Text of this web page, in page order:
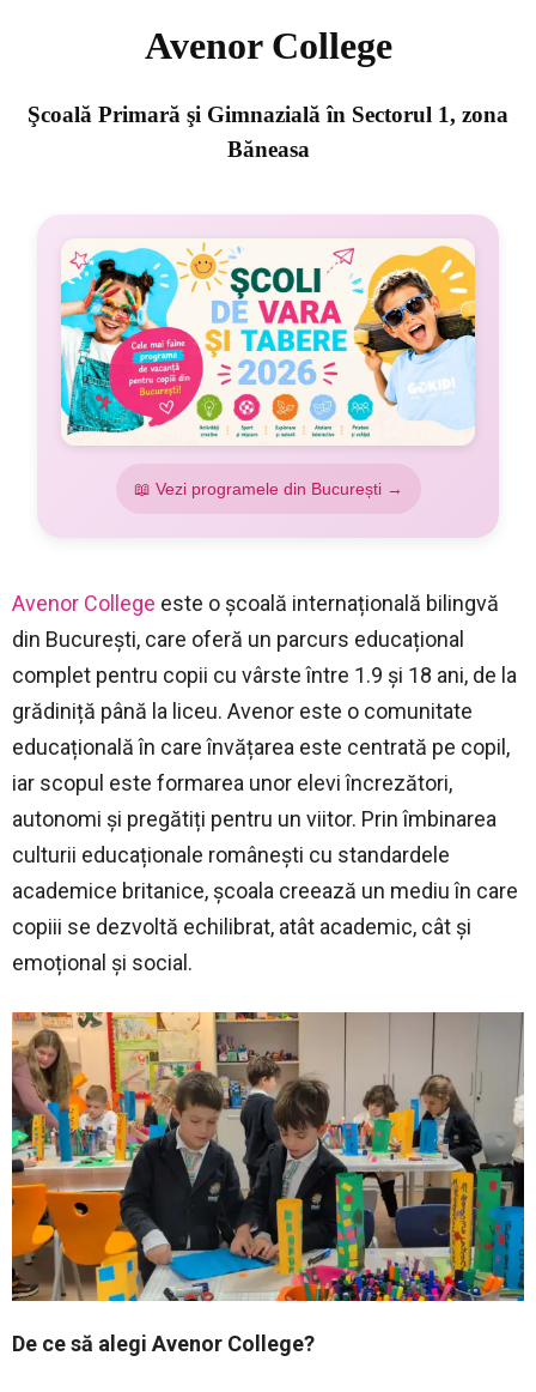
Avenor College
Şcoală Primară şi Gimnazială în Sectorul 1, zona
Băneasa
📖 Vezi programele din București →
Avenor College este o școală internațională bilingvă
din București, care oferă un parcurs educațional
complet pentru copii cu vârste între 1.9 și 18 ani, de la
grădiniță până la liceu. Avenor este o comunitate
educațională în care învățarea este centrată pe copil,
iar scopul este formarea unor elevi încrezători,
autonomi și pregătiți pentru un viitor. Prin îmbinarea
culturii educaționale românești cu standardele
academice britanice, școala creează un mediu în care
copiii se dezvoltă echilibrat, atât academic, cât și
emoțional și social.
De ce să alegi Avenor College?